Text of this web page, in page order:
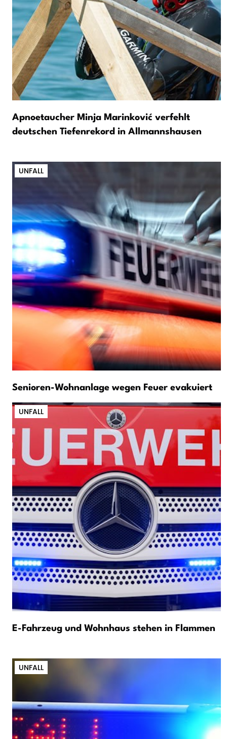
Apnoetaucher Minja Marinković verfehlt
deutschen Tiefenrekord in Allmannshausen
UNFALL
Senioren-Wohnanlage wegen Feuer evakuiert
UNFALL
E-Fahrzeug und Wohnhaus stehen in Flammen
UNFALL